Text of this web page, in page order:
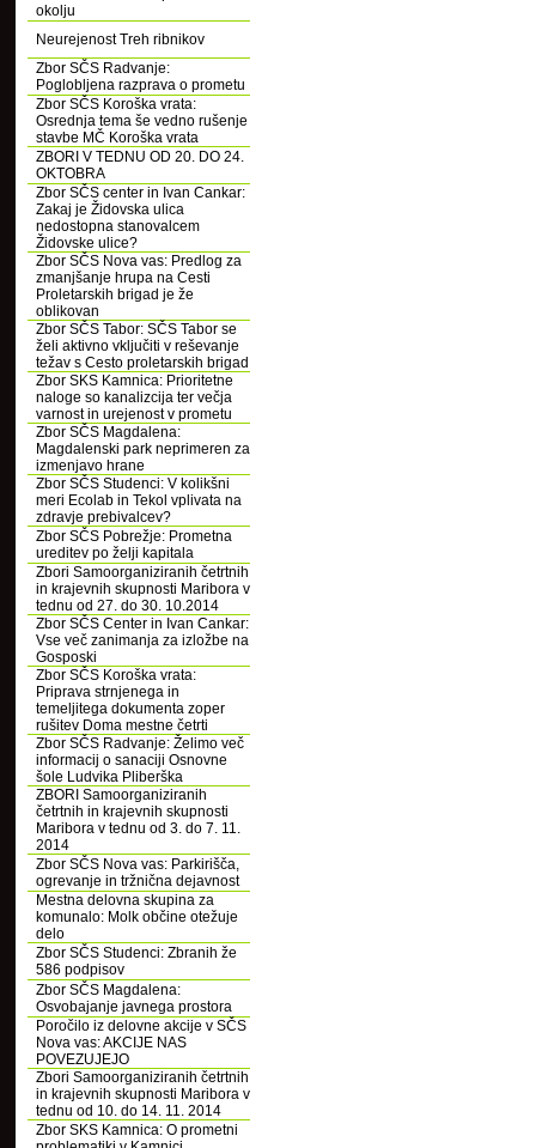
okolju
Neurejenost Treh ribnikov
Zbor SČS Radvanje:
Poglobljena razprava o prometu
Zbor SČS Koroška vrata:
Osrednja tema še vedno rušenje
stavbe MČ Koroška vrata
ZBORI V TEDNU OD 20. DO 24.
OKTOBRA
Zbor SČS center in Ivan Cankar:
Zakaj je Židovska ulica
nedostopna stanovalcem
Židovske ulice?
Zbor SČS Nova vas: Predlog za
zmanjšanje hrupa na Cesti
Proletarskih brigad je že
oblikovan
Zbor SČS Tabor: SČS Tabor se
želi aktivno vključiti v reševanje
težav s Cesto proletarskih brigad
Zbor SKS Kamnica: Prioritetne
naloge so kanalizcija ter večja
varnost in urejenost v prometu
Zbor SČS Magdalena:
Magdalenski park neprimeren za
izmenjavo hrane
Zbor SČS Studenci: V kolikšni
meri Ecolab in Tekol vplivata na
zdravje prebivalcev?
Zbor SČS Pobrežje: Prometna
ureditev po želji kapitala
Zbori Samoorganiziranih četrtnih
in krajevnih skupnosti Maribora v
tednu od 27. do 30. 10.2014
Zbor SČS Center in Ivan Cankar:
Vse več zanimanja za izložbe na
Gosposki
Zbor SČS Koroška vrata:
Priprava strnjenega in
temeljitega dokumenta zoper
rušitev Doma mestne četrti
Zbor SČS Radvanje: Želimo več
informacij o sanaciji Osnovne
šole Ludvika Pliberška
ZBORI Samoorganiziranih
četrtnih in krajevnih skupnosti
Maribora v tednu od 3. do 7. 11.
2014
Zbor SČS Nova vas: Parkirišča,
ogrevanje in tržnična dejavnost
Mestna delovna skupina za
komunalo: Molk občine otežuje
delo
Zbor SČS Studenci: Zbranih že
586 podpisov
Zbor SČS Magdalena:
Osvobajanje javnega prostora
Poročilo iz delovne akcije v SČS
Nova vas: AKCIJE NAS
POVEZUJEJO
Zbori Samoorganiziranih četrtnih
in krajevnih skupnosti Maribora v
tednu od 10. do 14. 11. 2014
Zbor SKS Kamnica: O prometni